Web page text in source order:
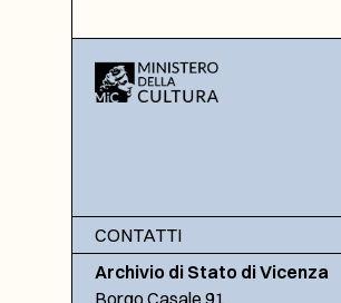
CONTATTI
Archivio di Stato di Vicenza
Borgo Casale 91